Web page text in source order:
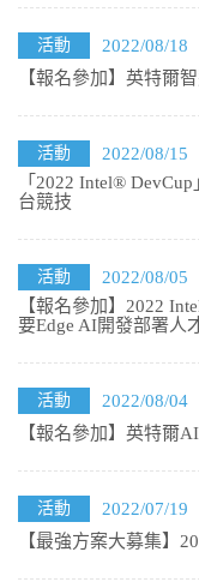
2022/08/18
活動
【報名參加】英特爾
2022/08/15
活動
「2022 Intel®
台競技
2022/08/05
活動
【報名參加】2022
要Edge AI開發部署人
2022/08/04
活動
【報名參加】英特爾
2022/07/19
活動
【最強方案大募集】